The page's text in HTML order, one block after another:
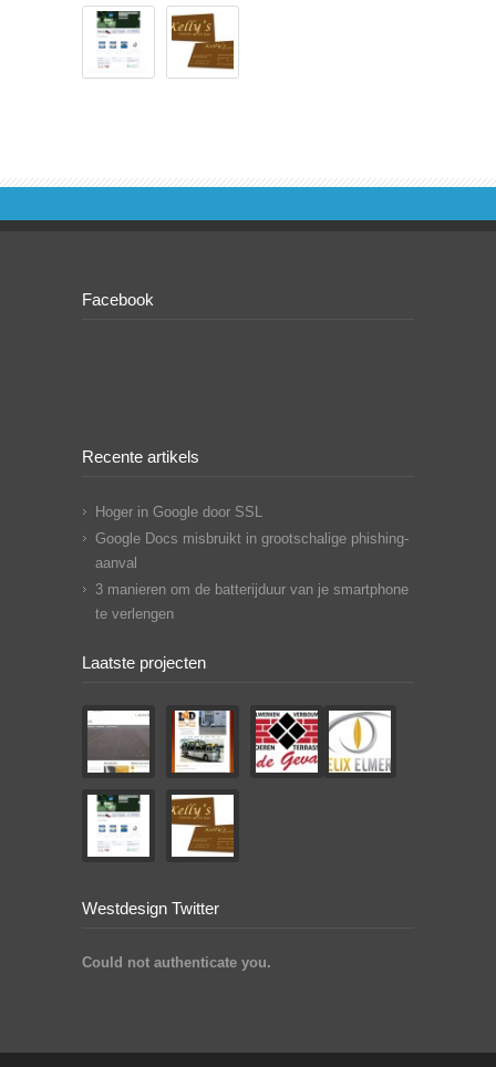
Facebook
Recente artikels
Hoger in Google door SSL
Google Docs misbruikt in grootschalige phishing-
aanval
3 manieren om de batterijduur van je smartphone
te verlengen
Laatste projecten
Westdesign Twitter
Could not authenticate you.